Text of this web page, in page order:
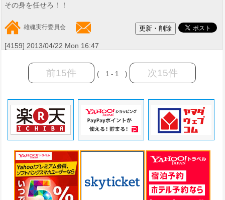
その身を任せろ！！
雄魂実行委員会
[4159] 2013/04/22 Mon 16:47
前15件 ( 1 - 1 ) 次15件